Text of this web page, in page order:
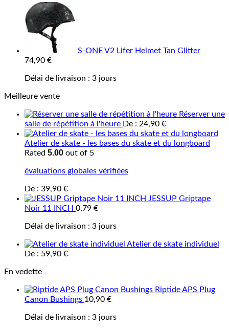
S-ONE V2 Lifer Helmet Tan Glitter
74,90 €
Délai de livraison : 3 jours
Meilleure vente
Réserver une
salle de répétition à l'heure De : 24,90 €
Atelier de skate - les bases du skate et du longboard
Rated 5.00 out of 5
évaluations globales vérifiées
De : 39,90 €
JESSUP Griptape
Noir 11 INCH 0,79 €
Délai de livraison : 3 jours
Atelier de skate individuel
De : 59,90 €
En vedette
Riptide APS Plug
Canon Bushings 10,90 €
Délai de livraison : 3 jours